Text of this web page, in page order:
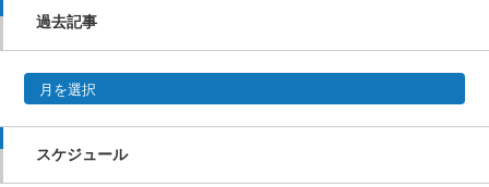
過去記事
過去記事
スケジュール